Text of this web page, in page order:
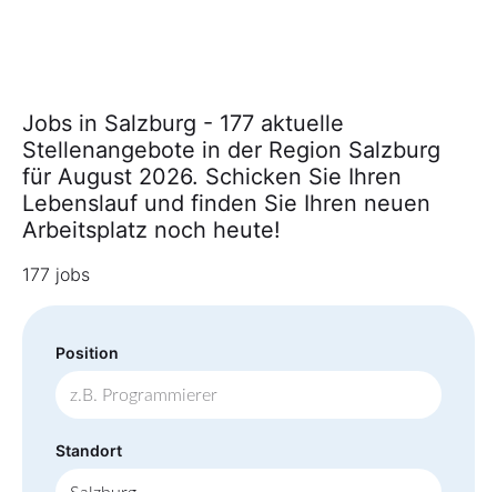
Jobs in Salzburg - 177 aktuelle
Stellenangebote in der Region Salzburg
für August 2026. Schicken Sie Ihren
Lebenslauf und finden Sie Ihren neuen
Arbeitsplatz noch heute!
177 jobs
Position
Standort